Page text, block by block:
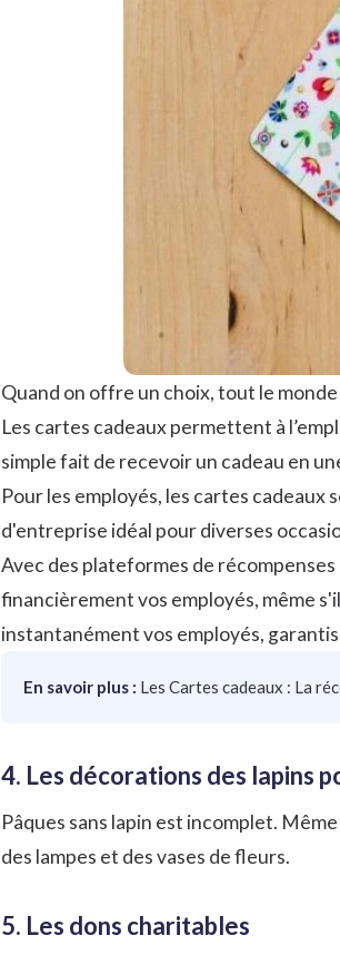
Quand on offre un choix, tout le
Les cartes cadeaux permettent à
simple fait de recevoir un cadeau en
Pour les employés, les cartes
d'entreprise idéal pour diverses
Avec des plateformes de
financièrement vos employés, même
instantanément vos employés,
En savoir plus : Les Cartes cadeaux : La
4. Les décorations des lapins
Pâques sans lapin est incomplet.
des lampes et des vases de fleurs.
5. Les dons charitables